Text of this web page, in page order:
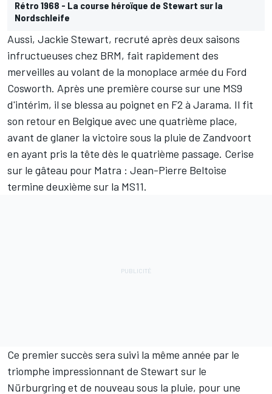
Rétro 1968 - La course héroïque de Stewart sur la
Nordschleife
Aussi, Jackie Stewart, recruté après deux saisons
infructueuses chez BRM, fait rapidement des
merveilles au volant de la monoplace armée du Ford
Cosworth. Après une première course sur une MS9
d'intérim, il se blessa au poignet en F2 à Jarama. Il fit
son retour en Belgique avec une quatrième place,
avant de glaner la victoire sous la pluie de Zandvoort
en ayant pris la tête dès le quatrième passage. Cerise
sur le gâteau pour Matra : Jean-Pierre Beltoise
termine deuxième sur la MS11.
Ce premier succès sera suivi la même année par le
triomphe impressionnant de Stewart sur le
Nürburgring et de nouveau sous la pluie, pour une